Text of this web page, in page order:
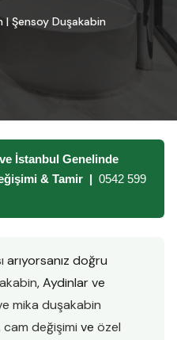
| Şensoy Duşakabin
İstanbul Genelinde
& Tamir | 0542 599
arıyorsanız doğru
, Aydinlar ve
mika duşakabin
cam değişimi ve özel